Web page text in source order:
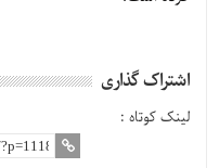
اشتراک گذاری
لینک کوتاه :